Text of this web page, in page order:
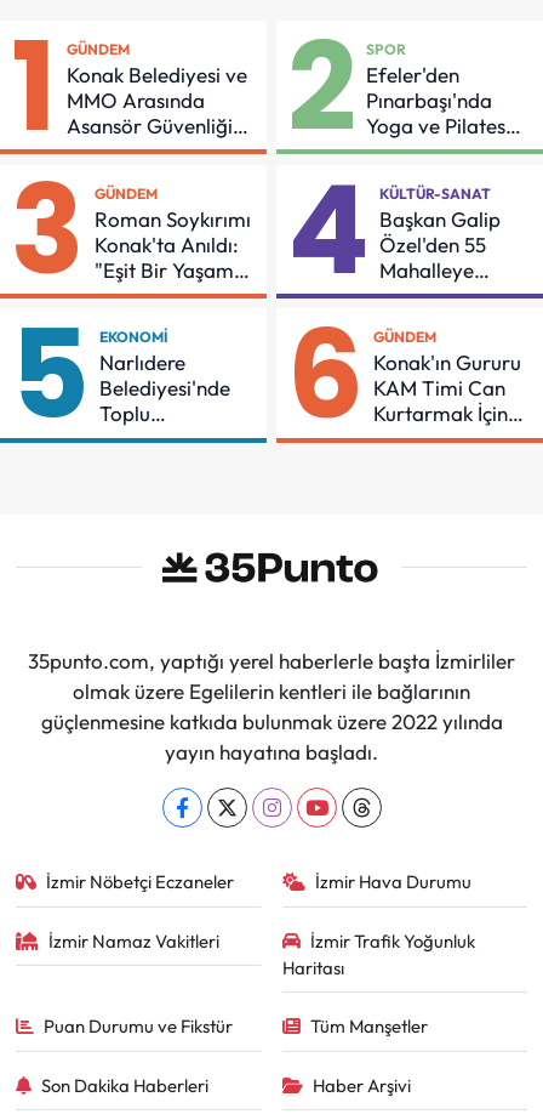
1 GÜNDEM
Konak Belediyesi ve
MMO Arasında
Asansör Güvenliği
İçin Önemli Protokol
2 SPOR
Efeler'den
Pınarbaşı'nda
Yoga ve Pilates
Buluşması
3 GÜNDEM
Roman Soykırımı
Konak'ta Anıldı:
"Eşit Bir Yaşam
İçin Mücadeleyi
4 KÜLTÜR-SANAT
Başkan Galip
Özel'den 55
Mahalleye
Çocuk Şenliği
5 EKONOMI
Narlıdere
Belediyesi'nde
Toplu
Sözleşmeye
6 GÜNDEM
Konak'ın Gururu
KAM Timi Can
Kurtarmak İçin
Demir Aldı
35punto.com, yaptığı yerel haberlerle başta İzmirliler
olmak üzere Egelilerin kentleri ile bağlarının
güçlenmesine katkıda bulunmak üzere 2022 yılında
yayın hayatına başladı.
İzmir Nöbetçi Eczaneler İzmir Hava Durumu
İzmir Namaz Vakitleri
İzmir Trafik Yoğunluk
Haritası
Puan Durumu ve Fikstür Tüm Manşetler
Son Dakika Haberleri Haber Arşivi